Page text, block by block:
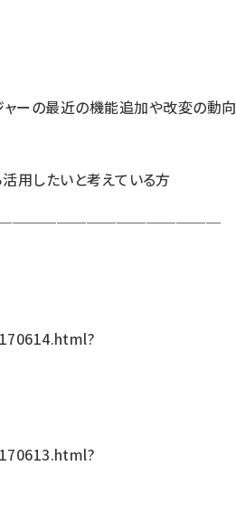
ャーの最近の機能追加や改変の動向
用したいと考えている方